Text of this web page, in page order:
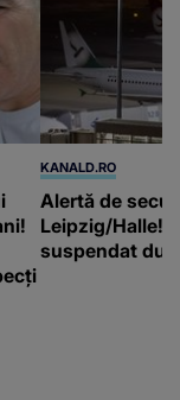
KANALD.RO
Alertă de
Leipzig/Halle!
suspendat